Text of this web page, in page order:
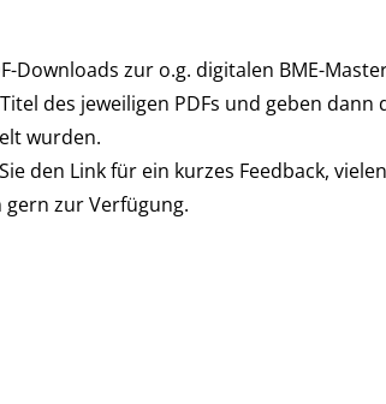
Downloads zur o.g. digitalen BME-
des jeweiligen PDFs und geben
wurden.
den Link für ein kurzes Feedback,
gern zur Verfügung.